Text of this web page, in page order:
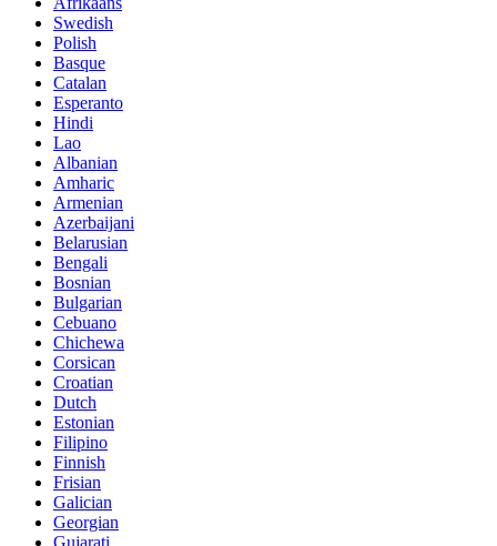
Swedish
Polish
Basque
Catalan
Esperanto
Hindi
Lao
Albanian
Amharic
Armenian
Azerbaijani
Belarusian
Bengali
Bosnian
Bulgarian
Cebuano
Chichewa
Corsican
Croatian
Dutch
Estonian
Filipino
Finnish
Frisian
Galician
Georgian
Gujarati